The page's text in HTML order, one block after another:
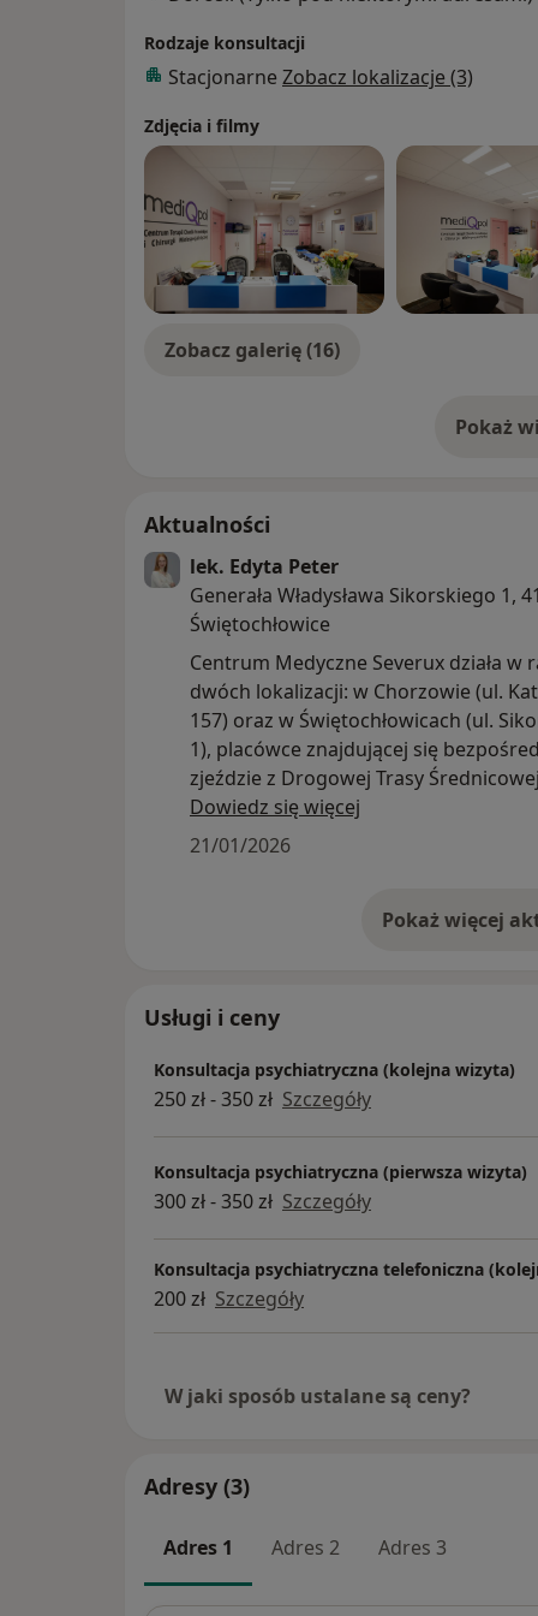
Rodzaje konsultacji
Stacjonarne Zobacz lokalizacje (3)
Zdjęcia i filmy
Zobacz galerię (16)
Pokaż o
Aktualności
lek. Edyta Peter
Generała Władysława Sikorskiego 1,
Świętochłowice
Centrum Medyczne Severux działa w
dwóch lokalizacji: w Chorzowie (ul.
157) oraz w Świętochłowicach (ul.
1), placówce znajdującej się
zjeździe z Drogowej Trasy
naszych specjalistów liczy ponad 100
stale się powiększa. To fantastyczni
szybkie terminy konsultacji, aparaturę
Zapraszamy do skorzystania z
konsultacji w następujących
alergologia, akupunktura, chirurgia
i ogólna, dermatologia, diabetologia,
medycyna estetyczna, medycyna pracy,
neurologia, okulistyka, onkologia,
ortodoncja, ortopedia, pediatria,
poradnia leczenia bólu, poradnia
przewlekłych, poradnia leczenia stopy
cukrzycowej, pracownia USG,
urologia. W placówce w
też punkt pobrań oraz pracownia
Dowiedz się więcej
21/01/2026
Usługi i ceny
Konsultacja psychiatryczna (kolejna wizyta)
250 zł - 350 zł Szczegóły
Konsultacja psychiatryczna (pierwsza wizyta)
300 zł - 350 zł Szczegóły
Konsultacja psychiatryczna telefoniczna
200 zł Szczegóły
W jaki sposób ustalane są ceny?
Adresy (3)
Adres 1 Adres 2 Adres 3